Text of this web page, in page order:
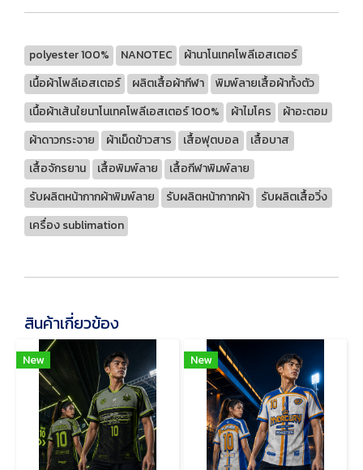
polyester 100% NANOTEC
ผ้านาโนเทคโพลีเอสเตอร์
เนื้อผ้าโพลีเอสเตอร์
ผลิตเสื้อผ้ากีฬา
พิมพ์ลายเสื้อผ้าทั้งตัว
เนื้อผ้าเส้นใยนาโนเทคโพลีเอสเตอร์ 100%
ผ้าไมโคร
ผ้าอะตอม
ผ้าดาวกระจาย
ผ้าเม็ดข้าวสาร เสื้อฟุตบอล
เสื้อบาส
เสื้อจักรยาน
เสื้อพิมพ์ลาย
เสื้อกีฬาพิมพ์ลาย
รับผลิตหน้ากากผ้าพิมพ์ลาย
รับผลิตหน้ากากผ้า
รับผลิตเสื้อวิ่ง
เครื่อง sublimation
สินค้าเกี่ยวข้อง
New New